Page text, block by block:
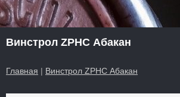
Винстрол ZPHC Абакан
Главная | Винстрол ZPHC Абакан